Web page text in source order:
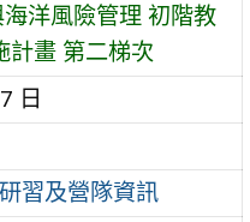
洋風險管理 初階教
計畫 第二梯次
日
習及營隊資訊